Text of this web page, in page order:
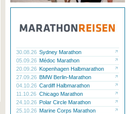
30.08.26 Sydney Marathon
05.09.26 Médoc Marathon
20.09.26 Kopenhagen Halbmarathon
27.09.26 BMW Berlin-Marathon
04.10.26 Cardiff Halbmarathon
11.10.26 Chicago Marathon
24.10.26 Polar Circle Marathon
25.10.26 Marine Corps Marathon